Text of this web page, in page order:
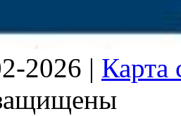
2026 | Карта